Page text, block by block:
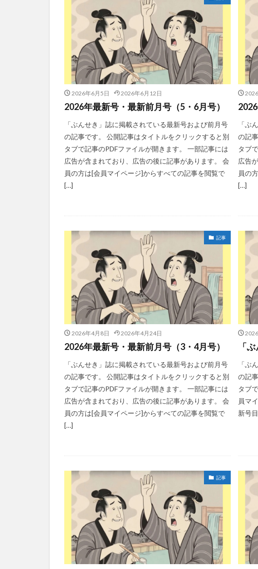
2026年6月5日 2026年6月12日
2026年最新号・最新前月号（5・6月号）
「ぶんせき」誌に掲載されている最新号および前月号
の記事です。 公開記事はタイトルをクリックすると別
タブで記事のPDFファイルが開きます。 一部記事には
広告が含まれており、広告の後に記事があります。 会
員の方は[会員マイページ]からすべての記事を閲覧で
[…]
「ぶ
の記
タブ
広告
員の
[…]
記事
2026年4月8日 2026年4月24日
2026年最新号・最新前月号（3・4月号）
「ぶんせき」誌に掲載されている最新号および前月号
の記事です。 公開記事はタイトルをクリックすると別
タブで記事のPDFファイルが開きます。 一部記事には
広告が含まれており、広告の後に記事があります。 会
員の方は[会員マイページ]からすべての記事を閲覧で
[…]
「
「ぶ
の記
タブ
員マ
新号
記事